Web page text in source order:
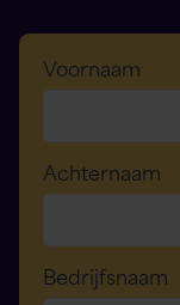
Voornaam
Achternaam
Bedrijfsnaam